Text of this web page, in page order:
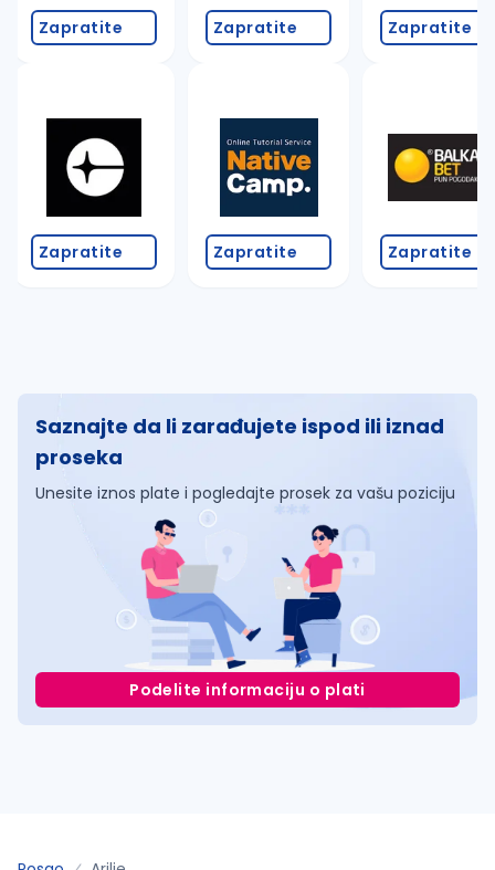
promenite odabrane filtere pretrage
Zapratite
Zapratite
Zapratite
Zapratite
Zapratite
Zapratite
Saznajte da li zarađujete ispod ili iznad
proseka
Unesite iznos plate i pogledajte prosek za vašu poziciju
Podelite informaciju o plati